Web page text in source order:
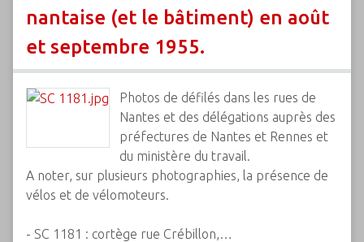
nantaise (et le bâtiment) en août
et septembre 1955.
Photos de défilés dans les rues de
Nantes et des délégations auprès des
préfectures de Nantes et Rennes et
du ministère du travail.
A noter, sur plusieurs photographies, la présence de
vélos et de vélomoteurs.
- SC 1181 : cortège rue Crébillon,…